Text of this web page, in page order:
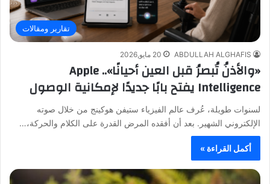
تقارير ومقالات
ABDULLAH ALGHAFIS 20 مايو,2026
«والأذنُ تُبصرُ قبل العين أحيانًا».. Apple
Intelligence يفتح بابًا جديدًا لإمكانية الوصول
لسنوات طويلة، عُرف عالم الفيزياء ستيفن هوكينج من خلال صوته
الإلكتروني الشهير. بعد أن أفقده المرض القدرة على الكلام والحركة،…
أكمل القراءة »